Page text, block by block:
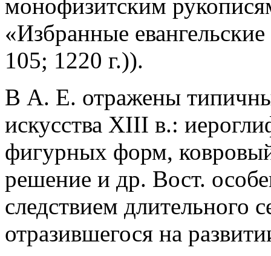
монофизитским
«Избранные
105; 1220 г.)).
В А. Е. отражены
искусства XIII в.:
фигурных форм,
решение и др. Вост.
следствием длительного
отразившегося на